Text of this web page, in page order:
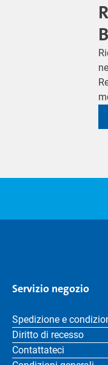
Servizio negozio
Spedizione e
Diritto di recesso
Contattateci